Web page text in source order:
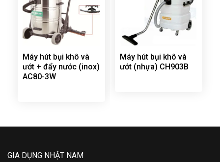
Máy hút bụi khô và
ướt + đẩy nước (inox)
AC80-3W
Máy hút bụi khô và
ướt (nhựa) CH903B
GIA DỤNG NHẬT NAM